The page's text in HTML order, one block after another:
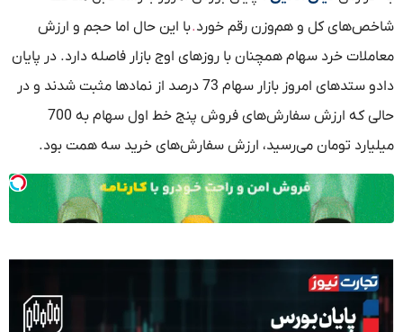
شاخص‌‌های کل و هم‌وزن رقم خورد.با این حال اما حجم و ارزش
معاملات خرد سهام همچنان با روزهای اوج بازار فاصله دارد. در پایان
دادو ستدهای امروز بازار سهام 73 درصد از نمادها مثبت شدند و در
حالی که ارزش سفارش‎‌‌های فروش پنج خط اول سهام به 700
میلیارد تومان می‌رسید، ارزش سفارش‌های خرید سه همت بود.